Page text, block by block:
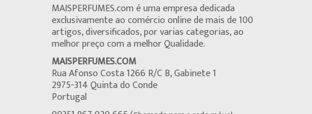
MAISPERFUMES.com é uma empresa dedicada
exclusivamente ao comércio online de mais de 100
artigos, diversificados, por varias categorias, ao
melhor preço com a melhor Qualidade.
MAISPERFUMES.COM
Rua Afonso Costa 1266 R/C B, Gabinete 1
2975-314 Quinta do Conde
Portugal